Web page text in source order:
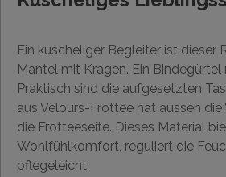
Ein kuscheliger Begleiter ist dieser
Mantel mit Kragen. Ein Bindegürtel
Praktisch sind die aufgesetzten
aus Velours-Frottee hat aussen die
die Frotteeseite. Dieses Material
Wohlfühlkomfort, reguliert die
pflegeleicht.